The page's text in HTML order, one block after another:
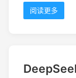
阅读更多